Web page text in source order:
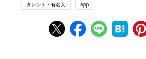
タレント・有名人 app